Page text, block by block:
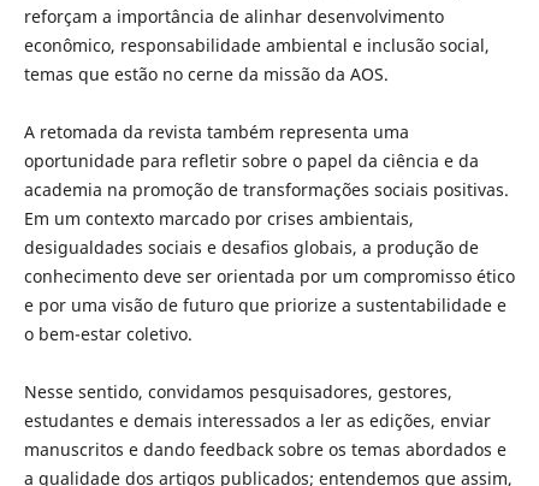
reforçam a importância de alinhar desenvolvimento
econômico, responsabilidade ambiental e inclusão social,
temas que estão no cerne da missão da AOS.
A retomada da revista também representa uma
oportunidade para refletir sobre o papel da ciência e da
academia na promoção de transformações sociais positivas.
Em um contexto marcado por crises ambientais,
desigualdades sociais e desafios globais, a produção de
conhecimento deve ser orientada por um compromisso ético
e por uma visão de futuro que priorize a sustentabilidade e
o bem-estar coletivo.
Nesse sentido, convidamos pesquisadores, gestores,
estudantes e demais interessados a ler as edições, enviar
manuscritos e dando feedback sobre os temas abordados e
a qualidade dos artigos publicados; entendemos que assim,